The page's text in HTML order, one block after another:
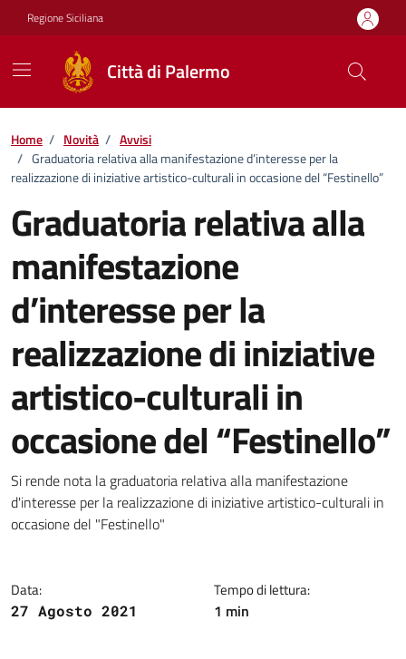
Vai ai contenuti
Vai al footer
Regione Siciliana
Città di Palermo
Home / Novità / Avvisi
/ Graduatoria relativa alla manifestazione d’interesse per la
realizzazione di iniziative artistico-culturali in occasione del “Festinello”
Graduatoria relativa alla
manifestazione
d’interesse per la
realizzazione di iniziative
artistico-culturali in
occasione del “Festinello”
Dettagli della notizia
Si rende nota la graduatoria relativa alla manifestazione
d'interesse per la realizzazione di iniziative artistico-culturali in
occasione del "Festinello"
Data:
27 Agosto 2021
Tempo di lettura:
1 min